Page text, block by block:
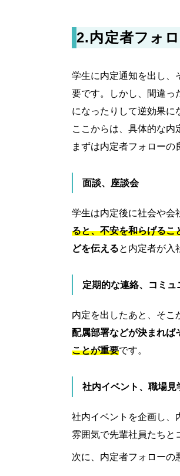
2.内定者フォ
学生に内定通知を出し、
要です。しかし、間違っ
になったりして逆効果に
ここからは、具体的な内
まずは内定者フォローの
面談、座談会
学生は内定後に社会や会
ると、不安を和らげるこ
どを伝えると内定者が入
定期的な連絡、コミュ
内定を出したあと、そこ
配属部署などが決まれば
ことが重要です。
社内イベント、職場見
社内イベントを企画し、
雰囲気で先輩社員たちと
次に、内定者フォローの